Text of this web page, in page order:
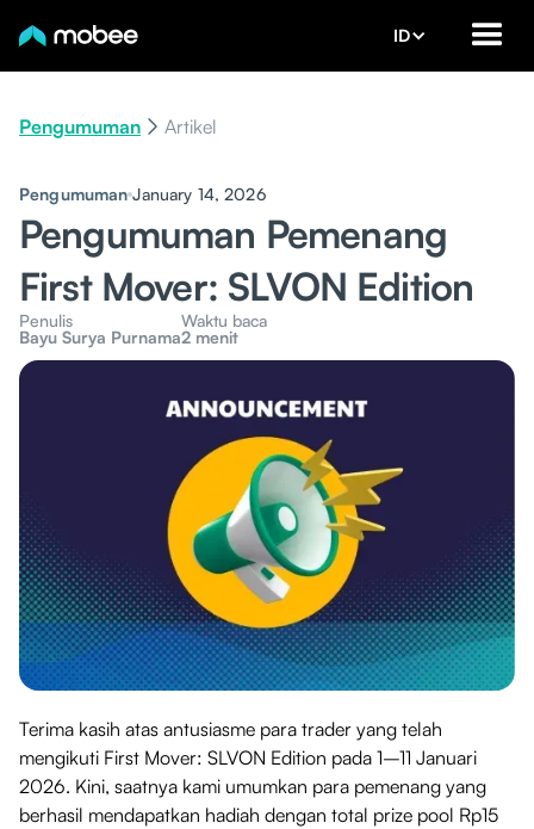
ID
Pengumuman Artikel
Pengumuman January 14, 2026
Pengumuman Pemenang
First Mover: SLVON Edition
Penulis
Bayu Surya Purnama
Waktu baca
2 menit
Terima kasih atas antusiasme para trader yang telah
mengikuti First Mover: SLVON Edition pada 1–11 Januari
2026. Kini, saatnya kami umumkan para pemenang yang
berhasil mendapatkan hadiah dengan total prize pool Rp15